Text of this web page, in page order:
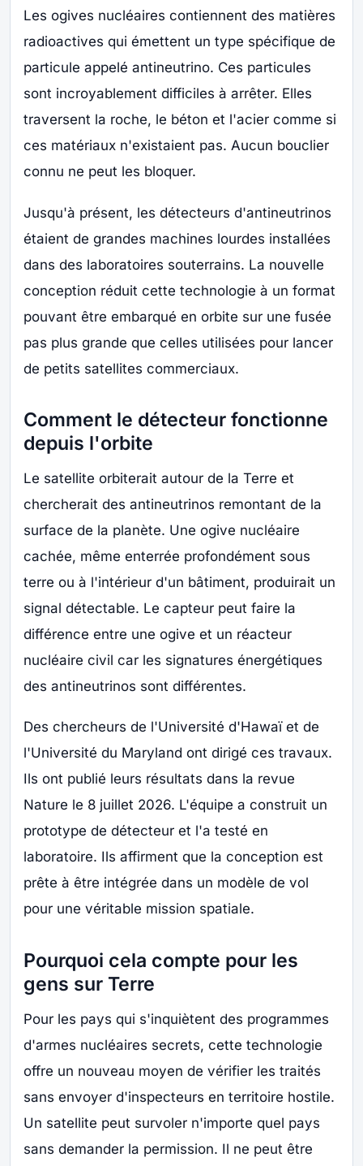
Les ogives nucléaires contiennent des matières
radioactives qui émettent un type spécifique de
particule appelé antineutrino. Ces particules
sont incroyablement difficiles à arrêter. Elles
traversent la roche, le béton et l'acier comme si
ces matériaux n'existaient pas. Aucun bouclier
connu ne peut les bloquer.
Jusqu'à présent, les détecteurs d'antineutrinos
étaient de grandes machines lourdes installées
dans des laboratoires souterrains. La nouvelle
conception réduit cette technologie à un format
pouvant être embarqué en orbite sur une fusée
pas plus grande que celles utilisées pour lancer
de petits satellites commerciaux.
Comment le détecteur fonctionne
depuis l'orbite
Le satellite orbiterait autour de la Terre et
chercherait des antineutrinos remontant de la
surface de la planète. Une ogive nucléaire
cachée, même enterrée profondément sous
terre ou à l'intérieur d'un bâtiment, produirait un
signal détectable. Le capteur peut faire la
différence entre une ogive et un réacteur
nucléaire civil car les signatures énergétiques
des antineutrinos sont différentes.
Des chercheurs de l'Université d'Hawaï et de
l'Université du Maryland ont dirigé ces travaux.
Ils ont publié leurs résultats dans la revue
Nature le 8 juillet 2026. L'équipe a construit un
prototype de détecteur et l'a testé en
laboratoire. Ils affirment que la conception est
prête à être intégrée dans un modèle de vol
pour une véritable mission spatiale.
Pourquoi cela compte pour les
gens sur Terre
Pour les pays qui s'inquiètent des programmes
d'armes nucléaires secrets, cette technologie
offre un nouveau moyen de vérifier les traités
sans envoyer d'inspecteurs en territoire hostile.
Un satellite peut survoler n'importe quel pays
sans demander la permission. Il ne peut être